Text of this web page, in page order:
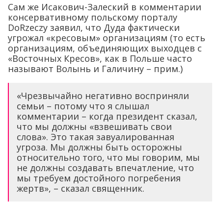
Сам же Исакович-Залеский в комментарии
консервативному польскому порталу
DoRzeczy заявил, что Дуда фактически
угрожал «кресовым» организациям (то есть
организациям, объединяющих выходцев с
«Восточных Кресов», как в Польше часто
называют Волынь и Галичину – прим.)
«Чрезвычайно негативно восприняли
семьи – потому что я слышал
комментарии – когда президент сказал,
что мы должны «взвешивать свои
слова». Это такая завуалированная
угроза. Мы должны быть осторожны
относительно того, что мы говорим, мы
не должны создавать впечатление, что
мы требуем достойного погребения
жертв», – сказал священник.